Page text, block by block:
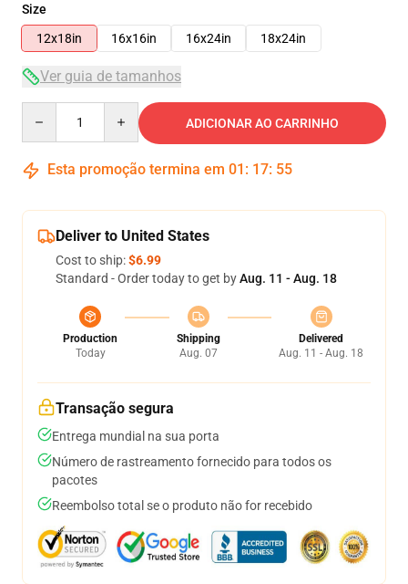
Size
12x18in
16x16in 16x24in 18x24in
Ver guia de tamanhos
ADICIONAR AO CARRINHO
Esta promoção termina em 01 : 17: 54
Deliver to United States
Cost to ship:$6.99
Standard - Order today to get byAug. 11 - Aug. 18
Production
Today
Shipping
Aug. 07
Delivered
Aug. 11 - Aug. 18
Transação segura
Entrega mundial na sua porta
Número de rastreamento fornecido para todos os
pacotes
Reembolso total se o produto não for recebido